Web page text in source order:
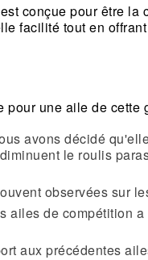
conçue pour être
facilité tout en
une aile de cette
avons décidé
le roulis
observées sur
ailes de compétition
aux précédentes